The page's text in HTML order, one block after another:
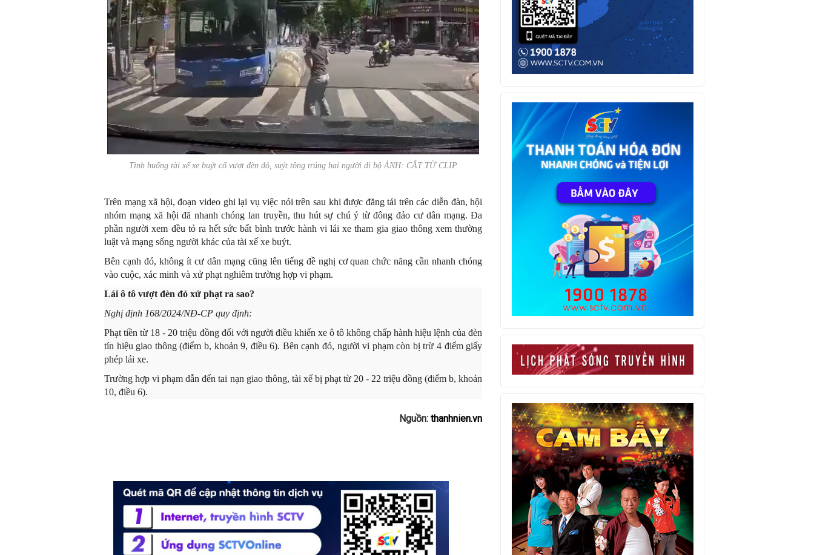
Tình huống tài xế xe buýt cố vượt đèn đỏ, suýt tông trúng hai người đi bộ ẢNH: CẮT TỪ CLIP
Trên mạng xã hội, đoạn video ghi lại vụ việc nói trên sau khi được đăng tải trên các diễn đàn, hội
nhóm mạng xã hội đã nhanh chóng lan truyền, thu hút sự chú ý từ đông đảo cư dân mạng. Đa
phần người xem đều tỏ ra hết sức bất bình trước hành vi lái xe tham gia giao thông xem thường
luật và mạng sống người khác của tài xế xe buýt.
Bên cạnh đó, không ít cư dân mạng cũng lên tiếng đề nghị cơ quan chức năng cần nhanh chóng
vào cuộc, xác minh và xử phạt nghiêm trường hợp vi phạm.
Lái ô tô vượt đèn đỏ xử phạt ra sao?
Nghị định 168/2024/NĐ-CP quy định:
Phạt tiền từ 18 - 20 triệu đồng đối với người điều khiển xe ô tô không chấp hành hiệu lệnh của đèn
tín hiệu giao thông (điểm b, khoản 9, điều 6). Bên cạnh đó, người vi phạm còn bị trừ 4 điểm giấy
phép lái xe.
Trường hợp vi phạm dẫn đến tai nạn giao thông, tài xế bị phạt từ 20 - 22 triệu đồng (điểm b, khoản
10, điều 6).
Nguồn:thanhnien.vn